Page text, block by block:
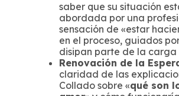
saber que su situación
abordada por una
sensación de «estar
en el proceso, guiados
disipan parte de la carga
Renovación de la
claridad de las
Collado sobre «qué son